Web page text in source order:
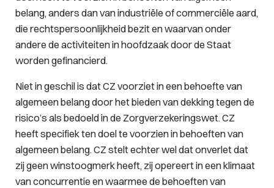
belang, anders dan van industriële of commerciële aard,
die rechtspersoonlijkheid bezit en waarvan onder
andere de activiteiten in hoofdzaak door de Staat
worden gefinancierd.
Niet in geschil is dat CZ voorziet in een behoefte van
algemeen belang door het bieden van dekking tegen de
risico’s als bedoeld in de Zorgverzekeringswet. CZ
heeft specifiek ten doel te voorzien in behoeften van
algemeen belang. CZ stelt echter wel dat onverlet dat
zij geen winstoogmerk heeft, zij opereert in een klimaat
van concurrentie en waarmee de behoeften van